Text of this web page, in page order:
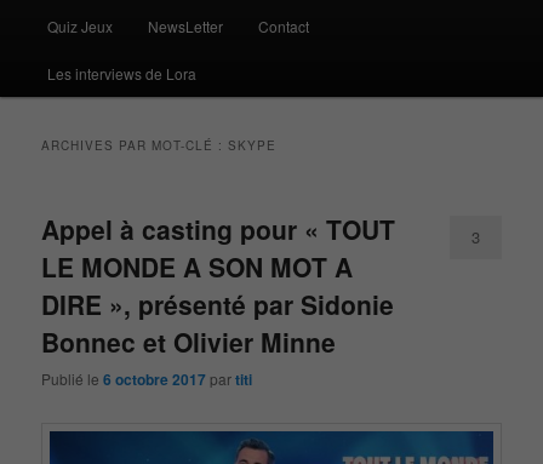
Quiz Jeux NewsLetter Contact
Les interviews de Lora
ARCHIVES PAR MOT-CLÉ : SKYPE
Appel à casting pour « TOUT
LE MONDE A SON MOT A
DIRE », présenté par Sidonie
Bonnec et Olivier Minne
Publié le6 octobre 2017 partiti
3